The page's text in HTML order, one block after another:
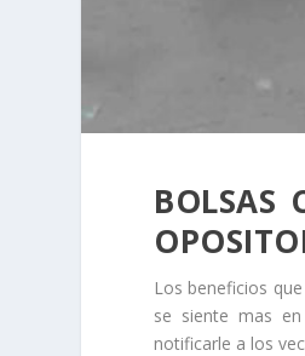
BOLSAS
Los beneficios
se siente mas
notificarle a los